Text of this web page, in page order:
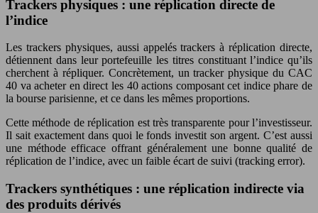
Trackers physiques : une réplication directe de
l’indice
Les trackers physiques, aussi appelés trackers à réplication directe,
détiennent dans leur portefeuille les titres constituant l’indice qu’ils
cherchent à répliquer. Concrètement, un tracker physique du CAC
40 va acheter en direct les 40 actions composant cet indice phare de
la bourse parisienne, et ce dans les mêmes proportions.
Cette méthode de réplication est très transparente pour l’investisseur.
Il sait exactement dans quoi le fonds investit son argent. C’est aussi
une méthode efficace offrant généralement une bonne qualité de
réplication de l’indice, avec un faible écart de suivi (tracking error).
Trackers synthétiques : une réplication indirecte via
des produits dérivés